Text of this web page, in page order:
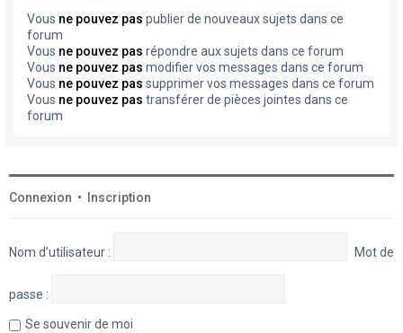
Vous ne pouvez pas publier de nouveaux sujets dans ce
forum
Vous ne pouvez pas répondre aux sujets dans ce forum
Vous ne pouvez pas modifier vos messages dans ce forum
Vous ne pouvez pas supprimer vos messages dans ce forum
Vous ne pouvez pas transférer de pièces jointes dans ce
forum
Connexion • Inscription
Nom d’utilisateur : Mot de
passe :
Se souvenir de moi